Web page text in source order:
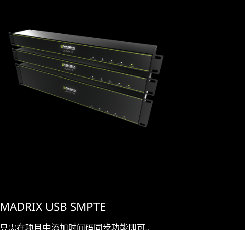
MADRIX USB SMPTE
只需在项目中添加时间码同步功能即可。